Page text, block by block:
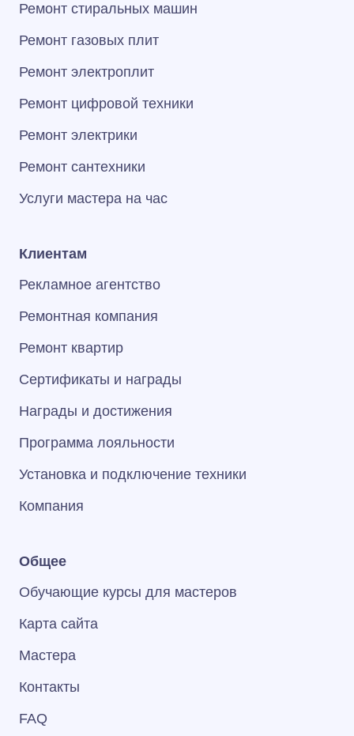
Ремонт стиральных машин
Ремонт газовых плит
Ремонт электроплит
Ремонт цифровой техники
Ремонт электрики
Ремонт сантехники
Услуги мастера на час
Клиентам
Рекламное агентство
Ремонтная компания
Ремонт квартир
Сертификаты и награды
Награды и достижения
Программа лояльности
Установка и подключение техники
Компания
Общее
Обучающие курсы для мастеров
Карта сайта
Мастера
Контакты
FAQ